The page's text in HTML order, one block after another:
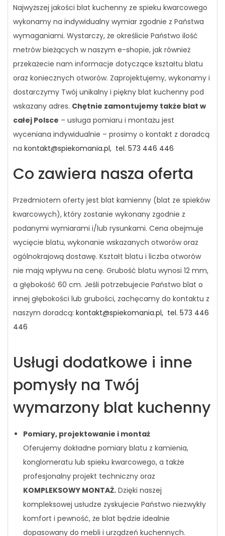
Najwyższej jakości blat kuchenny ze spieku kwarcowego
wykonamy na indywidualny wymiar zgodnie z Państwa
wymaganiami. Wystarczy, że określicie Państwo ilość
metrów bieżących w naszym e-shopie, jak również
przekażecie nam informacje dotyczące kształtu blatu
oraz koniecznych otworów. Zaprojektujemy, wykonamy i
dostarczymy Twój unikalny i piękny blat kuchenny pod
wskazany adres. Chętnie zamontujemy także blat w
całej Polsce – usługa pomiaru i montażu jest
wyceniana indywidualnie – prosimy o kontakt z doradcą
na kontakt@spiekomania.pl, tel. 573 446 446
Co zawiera nasza oferta
Przedmiotem oferty jest blat kamienny (blat ze spieków
kwarcowych), który zostanie wykonany zgodnie z
podanymi wymiarami i/lub rysunkami. Cena obejmuje
wycięcie blatu, wykonanie wskazanych otworów oraz
ogólnokrajową dostawę. Kształt blatu i liczba otworów
nie mają wpływu na cenę. Grubość blatu wynosi 12 mm,
a głębokość 60 cm. Jeśli potrzebujecie Państwo blat o
innej głębokości lub grubości, zachęcamy do kontaktu z
naszym doradcą: kontakt@spiekomania.pl, tel. 573 446
446
Usługi dodatkowe i inne
pomysły na Twój
wymarzony blat kuchenny
Pomiary, projektowanie i montaż
Oferujemy dokładne pomiary blatu z kamienia,
konglomeratu lub spieku kwarcowego, a także
profesjonalny projekt techniczny oraz
KOMPLEKSOWY MONTAŻ. Dzięki naszej
kompleksowej usłudze zyskujecie Państwo niezwykły
komfort i pewność, że blat będzie idealnie
dopasowany do mebli i urządzeń kuchennych.